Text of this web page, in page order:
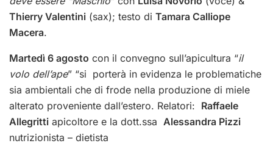
Thierry Valentini (sax); testo di Tamara Calliope
Macera.
Martedì 6 agosto con il convegno sull’apicultura “il
volo dell’ape” “si porterà in evidenza le problematiche
sia ambientali che di frode nella produzione di miele
alterato proveniente dall’estero. Relatori: Raffaele
Allegritti apicoltore e la dott.ssa Alessandra Pizzi
nutrizionista – dietista